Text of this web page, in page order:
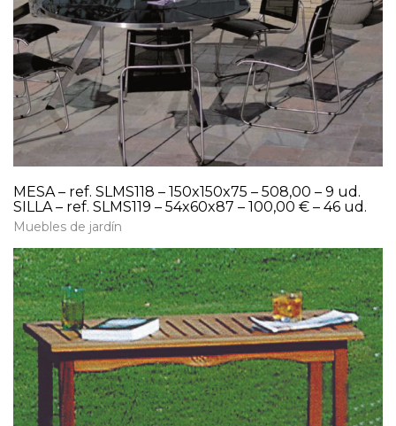
MESA – ref. SLMS118 – 150x150x75 – 508,00 – 9 ud.
SILLA – ref. SLMS119 – 54x60x87 – 100,00 € – 46 ud.
Muebles de jardín